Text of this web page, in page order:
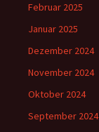
Februar 2025
Januar 2025
Dezember 2024
November 2024
Oktober 2024
September 2024